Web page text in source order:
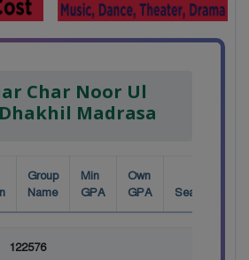
Char Noor Ul
Madrasa
Group
Name
Min
GPA
Own
GPA
Seat
122576